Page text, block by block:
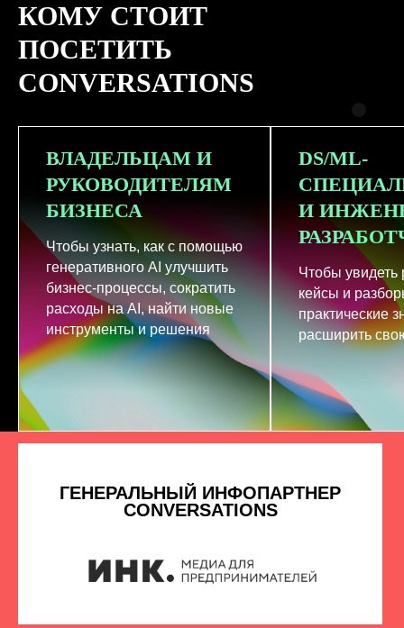
КОМУ СТОИТ
ПОСЕТИТЬ
CONVERSATIONS
ВЛАДЕЛЬЦАМ И
РУКОВОДИТЕЛЯМ
БИЗНЕСА
Чтобы узнать, как с помощью
генеративного AI улучшить
бизнес-процессы, сократить
расходы на AI, найти новые
инструменты и решения
DS/ML-
И
Чтобы увидеть
кейсы и
практические
расширить